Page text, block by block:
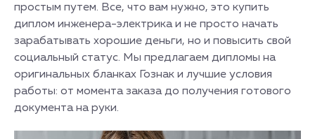
простым путем. Все, что вам нужно, это купить
диплом инженера-электрика и не просто начать
зарабатывать хорошие деньги, но и повысить свой
социальный статус. Мы предлагаем дипломы на
оригинальных бланках Гознак и лучшие условия
работы: от момента заказа до получения готового
документа на руки.